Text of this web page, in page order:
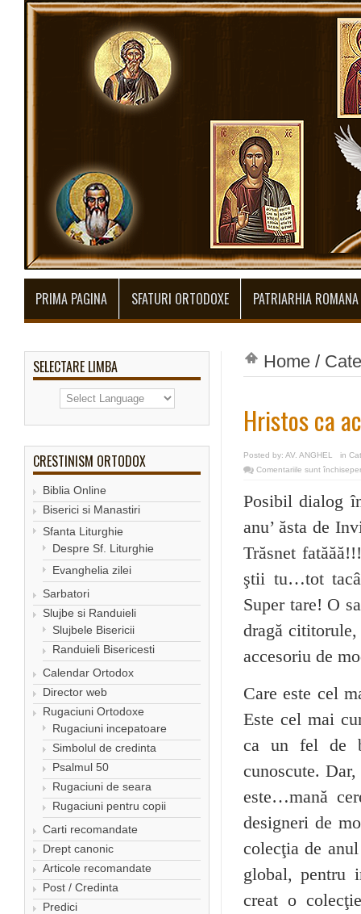
PRIMA PAGINA SFATURI ORTODOXE PATRIARHIA ROMANA
Home /
Hristos ca
Posted by: AV. ANGHEL in
Comentariile sunt închise
Posibil dialog
anu’ ăsta de
Trăsnet
ştii tu…tot
Super tare! O
dragă
accesoriu de
Care este cel
Este cel mai
ca un fel de
cunoscute.
este…mană
designeri de
colecţia de
global, pentru
creat o
SELECTARE LIMBA
CRESTINISM ORTODOX
Biblia Online
Biserici si Manastiri
Sfanta Liturghie
Despre Sf. Liturghie
Evanghelia zilei
Sarbatori
Slujbe si Randuieli
Slujbele Bisericii
Randuieli Bisericesti
Calendar Ortodox
Director web
Rugaciuni Ortodoxe
Rugaciuni incepatoare
Simbolul de credinta
Psalmul 50
Rugaciuni de seara
Rugaciuni pentru copii
Carti recomandate
Drept canonic
Articole recomandate
Post / Credinta
Predici